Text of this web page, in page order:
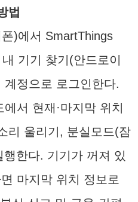
법
)에서 SmartThings
기기 찾기(안드로이
계정으로 로그인한다.
서 현재·마지막 위치
리 울리기, 분실모드(잠
한다. 기기가 꺼져 있
마지막 위치 정보로